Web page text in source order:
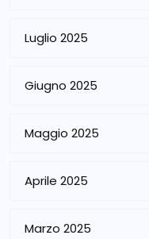
Luglio 2025
Giugno 2025
Maggio 2025
Aprile 2025
Marzo 2025